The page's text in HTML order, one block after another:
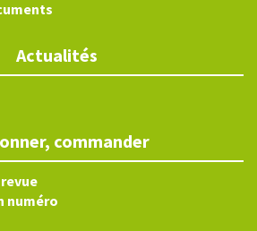
Actualités
commander
numéro